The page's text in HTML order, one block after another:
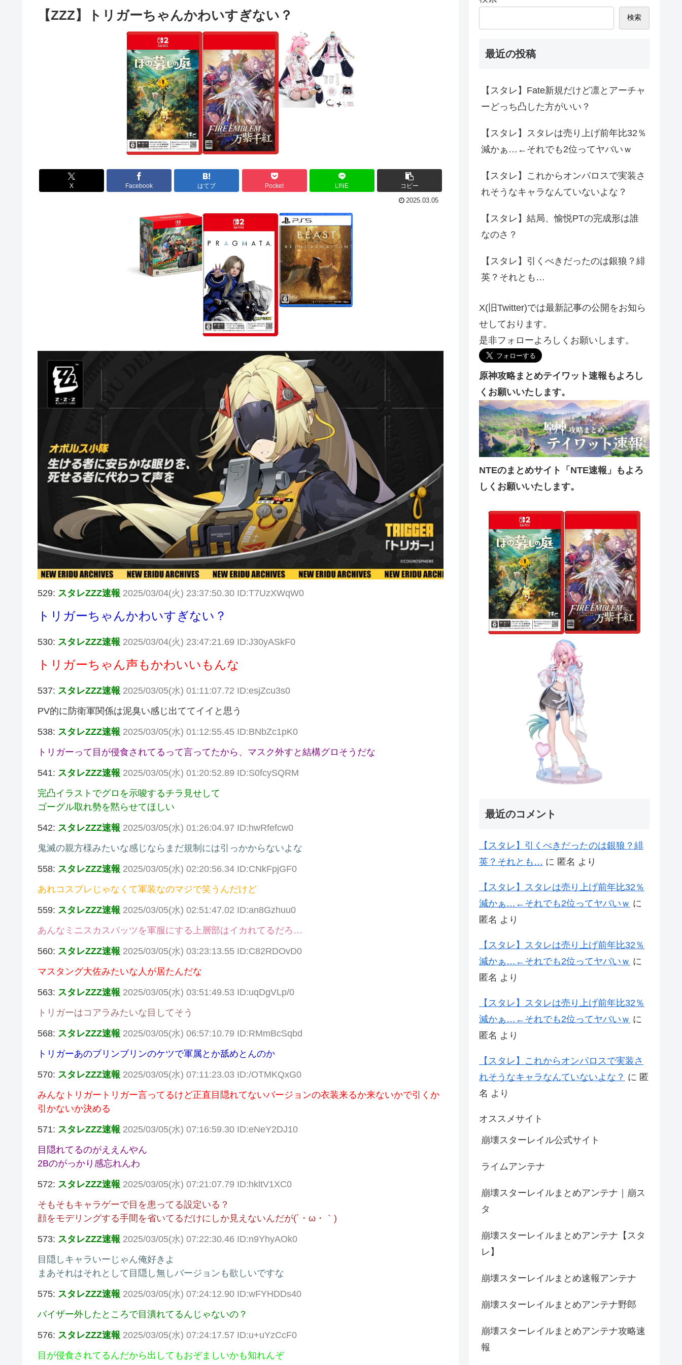
【ZZZ】トリガーちゃんかわいすぎない？
X Facebook はてブ Pocket LINE コピー
2025.03.05
529: スタレZZZ速報 2025/03/04(火) 23:37:50.30 ID:T7UzXWqW0
トリガーちゃんかわいすぎない？
530: スタレZZZ速報 2025/03/04(火) 23:47:21.69 ID:J30yASkF0
トリガーちゃん声もかわいいもんな
537: スタレZZZ速報 2025/03/05(水) 01:11:07.72 ID:esjZcu3s0
PV的に防衛軍関係は泥臭い感じ出ててイイと思う
538: スタレZZZ速報 2025/03/05(水) 01:12:55.45 ID:BNbZc1pK0
トリガーって目が侵食されてるって言ってたから、マスク外すと結構グロそうだな
541: スタレZZZ速報 2025/03/05(水) 01:20:52.89 ID:S0fcySQRM
完凸イラストでグロを示唆するチラ見せして
ゴーグル取れ勢を黙らせてほしい
542: スタレZZZ速報 2025/03/05(水) 01:26:04.97 ID:hwRfefcw0
鬼滅の親方様みたいな感じならまだ規制には引っかからないよな
558: スタレZZZ速報 2025/03/05(水) 02:20:56.34 ID:CNkFpjGF0
あれコスプレじゃなくて軍装なのマジで笑うんだけど
559: スタレZZZ速報 2025/03/05(水) 02:51:47.02 ID:an8Gzhuu0
あんなミニスカスパッツを軍服にする上層部はイカれてるだろ…
560: スタレZZZ速報 2025/03/05(水) 03:23:13.55 ID:C82RDOvD0
マスタング大佐みたいな人が居たんだな
563: スタレZZZ速報 2025/03/05(水) 03:51:49.53 ID:uqDgVLp/0
トリガーはコアラみたいな目してそう
568: スタレZZZ速報 2025/03/05(水) 06:57:10.79 ID:RMmBcSqbd
トリガーあのブリンブリンのケツで軍属とか舐めとんのか
570: スタレZZZ速報 2025/03/05(水) 07:11:23.03 ID:/OTMKQxG0
みんなトリガートリガー言ってるけど正直目隠れてないバージョンの衣装来るか来ないかで引くか
引かないか決める
571: スタレZZZ速報 2025/03/05(水) 07:16:59.30 ID:eNeY2DJ10
目隠れてるのがええんやん
2Bのがっかり感忘れんわ
572: スタレZZZ速報 2025/03/05(水) 07:21:07.79 ID:hkltV1XC0
そもそもキャラゲーで目を患ってる設定いる？
顔をモデリングする手間を省いてるだけにしか見えないんだが(´・ω・｀)
573: スタレZZZ速報 2025/03/05(水) 07:22:30.46 ID:n9YhyAOk0
目隠しキャラいーじゃん俺好きよ
まあそれはそれとして目隠し無しバージョンも欲しいですな
575: スタレZZZ速報 2025/03/05(水) 07:24:12.90 ID:wFYHDDs40
バイザー外したところで目潰れてるんじゃないの？
576: スタレZZZ速報 2025/03/05(水) 07:24:17.57 ID:u+uYzCcF0
目が侵食されてるんだから出してもおぞましいかも知れんぞ
検索
最近の投稿
【スタレ】Fate新規だけど凛とアーチャ
ーどっち凸した方がいい？
【スタレ】スタレは売り上げ前年比32％
減かぁ…←それでも2位ってヤバいｗ
【スタレ】これからオンパロスで実装さ
れそうなキャラなんていないよな？
【スタレ】結局、愉悦PTの完成形は誰
なのさ？
【スタレ】引くべきだったのは銀狼？緋
英？それとも…
X(旧Twitter)では最新記事の公開をお知ら
せしております。
是非フォローよろしくお願いします。
原神攻略まとめテイワット速報もよろし
くお願いいたします。
NTEのまとめサイト「NTE速報」もよろ
しくお願いいたします。
最近のコメント
【スタレ】引くべきだったのは銀狼？緋
英？それとも… に 匿名 より
【スタレ】スタレは売り上げ前年比32％
減かぁ…←それでも2位ってヤバいｗ に
匿名 より
【スタレ】スタレは売り上げ前年比32％
減かぁ…←それでも2位ってヤバいｗ に
匿名 より
【スタレ】スタレは売り上げ前年比32％
減かぁ…←それでも2位ってヤバいｗ に
匿名 より
【スタレ】これからオンパロスで実装さ
れそうなキャラなんていないよな？ に 匿
名 より
オススメサイト
崩壊スターレイル公式サイト
ライムアンテナ
崩壊スターレイルまとめアンテナ｜崩ス
タ
崩壊スターレイルまとめアンテナ【スタ
レ】
崩壊スターレイルまとめ速報アンテナ
崩壊スターレイルまとめアンテナ野郎
崩壊スターレイルまとめアンテナ攻略速
報